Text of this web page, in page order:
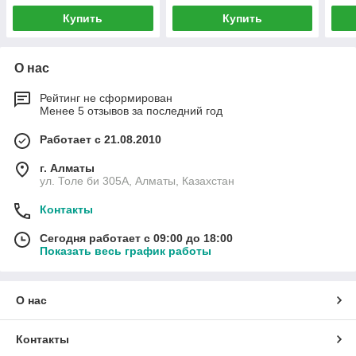
Купить Купить
О нас
Рейтинг не сформирован
Менее 5 отзывов за последний год
Работает с 21.08.2010
г. Алматы
ул. Толе би 305А, Алматы, Казахстан
Контакты
Сегодня работает с 09:00 до 18:00
Показать весь график работы
О нас
Контакты